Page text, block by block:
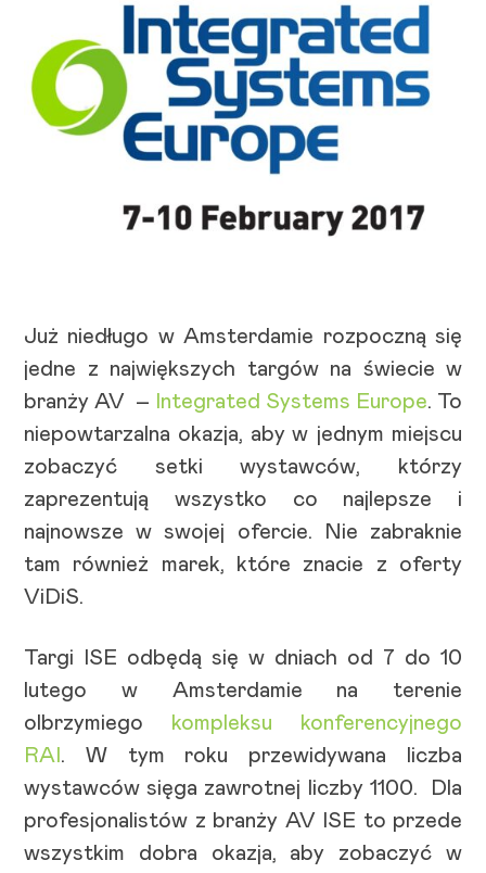
Już niedługo w Amsterdamie rozpoczną się
jedne z największych targów na świecie w
branży AV – Integrated Systems Europe. To
niepowtarzalna okazja, aby w jednym miejscu
zobaczyć setki wystawców, którzy
zaprezentują wszystko co najlepsze i
najnowsze w swojej ofercie. Nie zabraknie
tam również marek, które znacie z oferty
ViDiS.
Targi ISE odbędą się w dniach od 7 do 10
lutego w Amsterdamie na terenie
olbrzymiego kompleksu konferencyjnego
RAI . W tym roku przewidywana liczba
wystawców sięga zawrotnej liczby 1100. Dla
profesjonalistów z branży AV ISE to przede
wszystkim dobra okazja, aby zobaczyć w